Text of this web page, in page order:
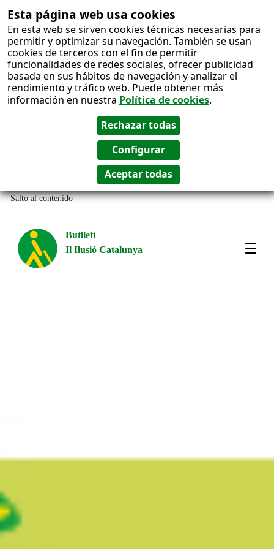
Esta página web usa cookies
En esta web se sirven cookies técnicas necesarias para
permitir y optimizar su navegación. También se usan
cookies de terceros con el fin de permitir
funcionalidades de redes sociales, ofrecer publicidad
basada en sus hábitos de navegación y analizar el
rendimiento y tráfico web. Puede obtener más
información en nuestra Política de cookies.
Salto al contenido
Butlletí
Il Ilusió Catalunya